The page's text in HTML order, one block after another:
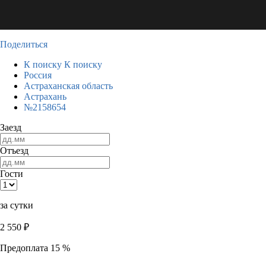
Поделиться
К поиску К поиску
Россия
Астраханская область
Астрахань
№2158654
Заезд
Отъезд
Гости
за сутки
2 550 ₽
Предоплата 15 %